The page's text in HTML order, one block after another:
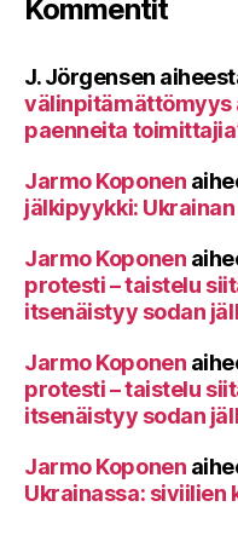
Kommentit
J. Jörgensen
välinpitämättömyys
paenneita
Jarmo Koponen
jälkipyykki:
Jarmo Koponen
protesti – taistelu
itsenäistyy sodan
Jarmo Koponen
protesti – taistelu
itsenäistyy sodan
Jarmo Koponen
Ukrainassa: siviilien